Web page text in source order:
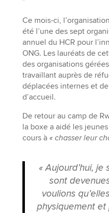
Ce mois-ci,
été l’une des sept
annuel du HCR pour
ONG. Les lauréats de
des organisations
travaillant auprès de
déplacées internes et
d’accueil.
De retour au camp de
la boxe a aidé les
cours à « chasser leur
« Aujourd’hui, je
sont
voulions
physiquement et